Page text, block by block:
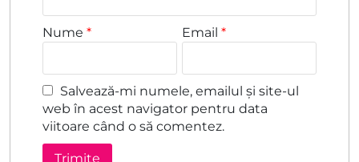
Nume * Email*
Salvează-mi numele, emailul și site-ul
web în acest navigator pentru data
viitoare când o să comentez.